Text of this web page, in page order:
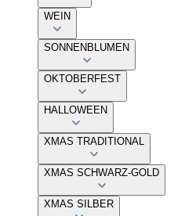
WEIN
SONNENBLUMEN
OKTOBERFEST
HALLOWEEN
XMAS TRADITIONAL
XMAS SCHWARZ-GOLD
XMAS SILBER